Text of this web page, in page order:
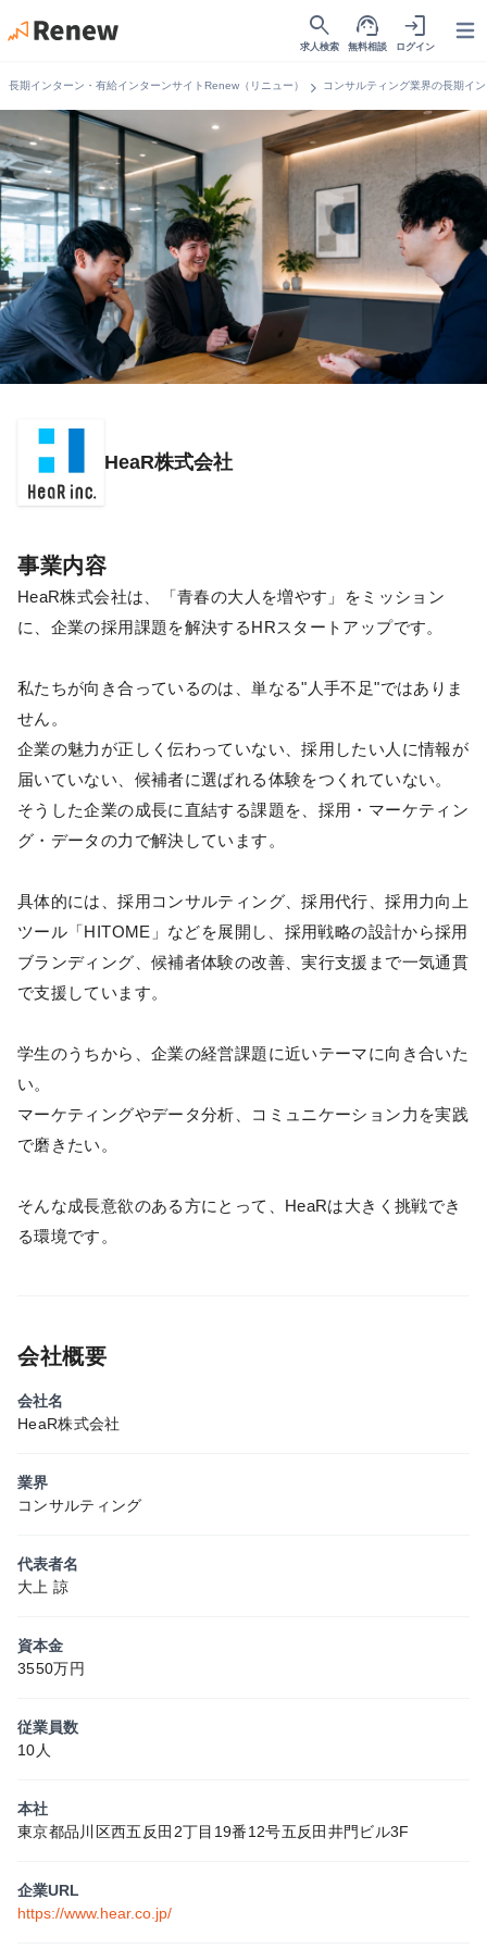
search
求人検索
support_agent
無料相談
login
ログイン
長期インターン・有給インターンサイトRenew（リニュー） chevron_right コンサルティング業界の長期イ
HeaR株式会社
事業内容
HeaR株式会社は、「青春の大人を増やす」をミッション
に、企業の採用課題を解決するHRスタートアップです。
私たちが向き合っているのは、単なる"人手不足"ではありま
せん。
企業の魅力が正しく伝わっていない、採用したい人に情報が
届いていない、候補者に選ばれる体験をつくれていない。
そうした企業の成長に直結する課題を、採用・マーケティン
グ・データの力で解決しています。
具体的には、採用コンサルティング、採用代行、採用力向上
ツール「HITOME」などを展開し、採用戦略の設計から採用
ブランディング、候補者体験の改善、実行支援まで一気通貫
で支援しています。
学生のうちから、企業の経営課題に近いテーマに向き合いた
い。
マーケティングやデータ分析、コミュニケーション力を実践
で磨きたい。
そんな成長意欲のある方にとって、HeaRは大きく挑戦でき
る環境です。
会社概要
会社名
HeaR株式会社
業界
コンサルティング
代表者名
大上 諒
資本金
3550万円
従業員数
10人
本社
東京都品川区西五反田2丁目19番12号五反田井門ビル3F
企業URL
https://www.hear.co.jp/